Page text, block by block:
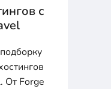
с
От Forge